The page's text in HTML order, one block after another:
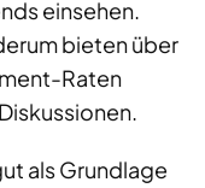
einsehen.
bieten über
Raten
als Grundlage